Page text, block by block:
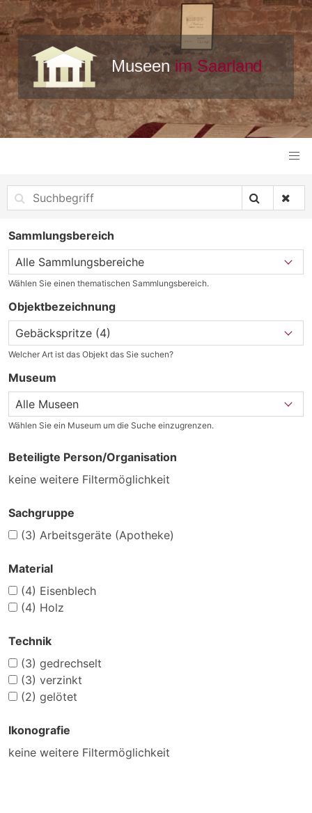
Sammlungsbereich
Wählen Sie einen thematischen Sammlungsbereich.
Objektbezeichnung
Welcher Art ist das Objekt das Sie suchen?
Museum
Wählen Sie ein Museum um die Suche einzugrenzen.
Beteiligte Person/Organisation
keine weitere Filtermöglichkeit
Sachgruppe
(3) Arbeitsgeräte (Apotheke)
Material
(4) Eisenblech
(4) Holz
Technik
(3) gedrechselt
(3) verzinkt
(2) gelötet
Ikonografie
keine weitere Filtermöglichkeit